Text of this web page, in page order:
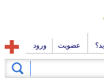
عضویت ورود